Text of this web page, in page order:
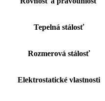
Tepelná stálosť
Rozmerová stálosť
Elektrostatické vlastnosti